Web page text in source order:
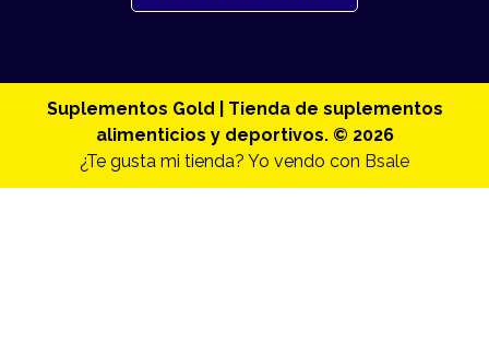
Suplementos Gold | Tienda de suplementos
alimenticios y deportivos. © 2026
¿Te gusta mi tienda? Yo vendo con Bsale